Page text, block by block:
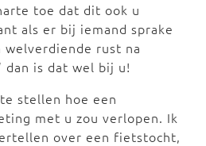
toe dat dit ook u
als er bij iemand sprake
rust na
dan is dat wel bij u!
stellen hoe een
met u zou verlopen. Ik
over een fietstocht,